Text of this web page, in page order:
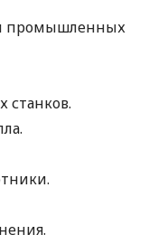
промышленных
станков.